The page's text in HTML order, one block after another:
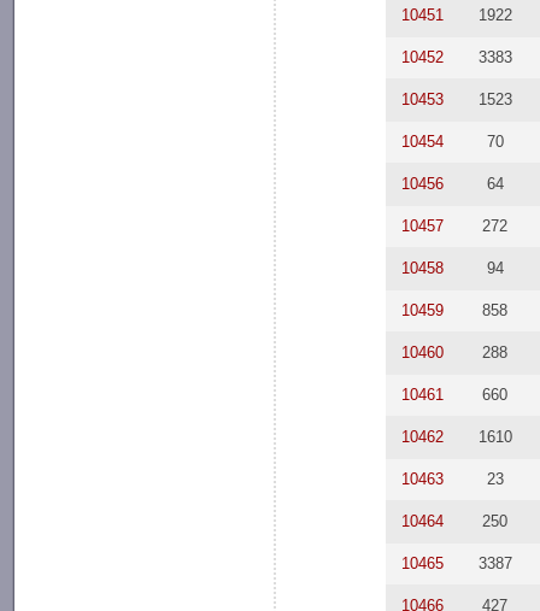
10451 1922
10452 3383
10453 1523
10454 70
10456 64
10457 272
10458 94
10459 858
10460 288
10461 660
10462 1610
10463 23
10464 250
10465 3387
10466 427